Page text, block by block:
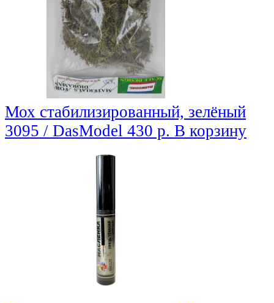
Мох стабилизированный, зелёный
3095 / DasModel 430 р. В корзину